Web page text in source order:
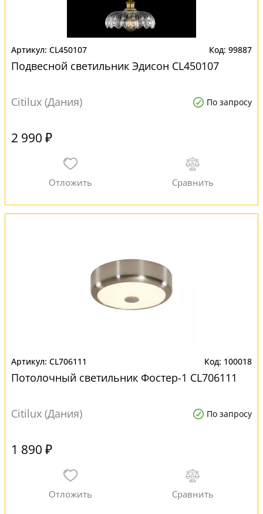
CL450107 99887
Подвесной светильник Эдисон CL450107
Citilux (Дания) По запросу
2 990 ₽
CL706111 100018
Потолочный светильник Фостер-1 CL706111
Citilux (Дания) По запросу
1 890 ₽